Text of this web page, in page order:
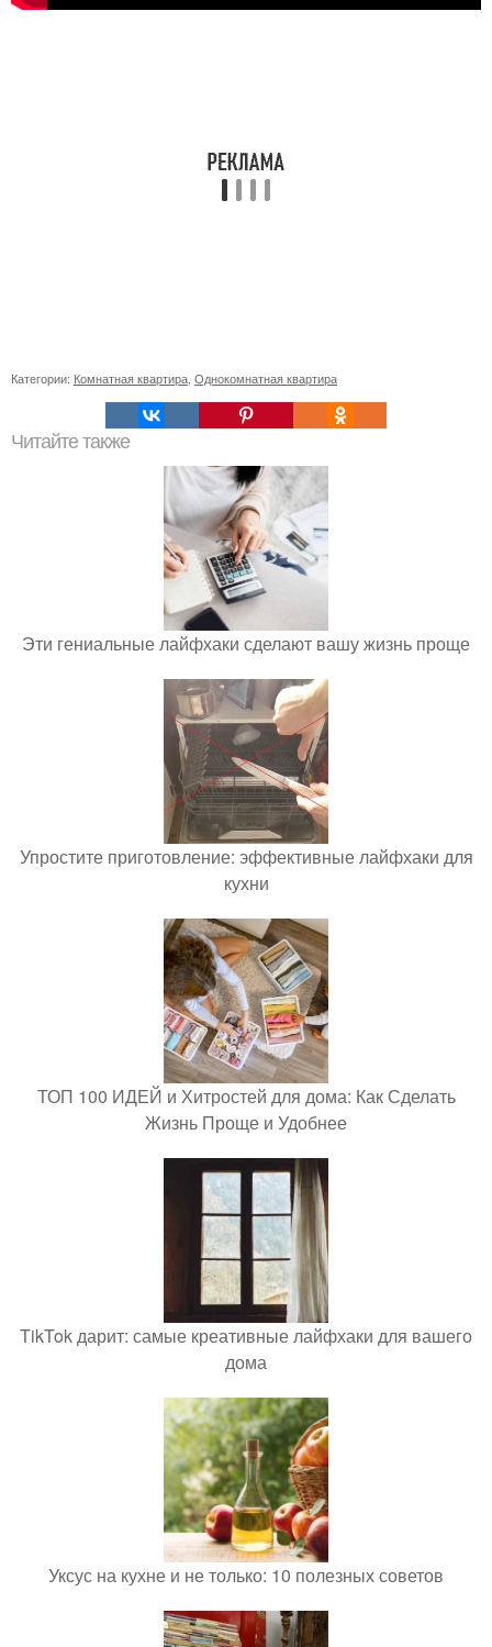
Категории: Комнатная квартира Однокомнатная квартира
Читайте также
Эти гениальные лайфхаки сделают вашу жизнь проще
Упростите приготовление: эффективные лайфхаки для
кухни
ТОП 100 ИДЕЙ и Хитростей для дома: Как Сделать
Жизнь Проще и Удобнее
TikTok дарит: самые креативные лайфхаки для вашего
дома
Уксус на кухне и не только: 10 полезных советов